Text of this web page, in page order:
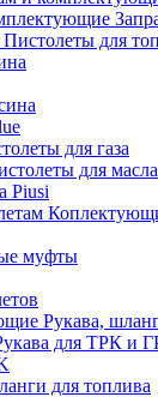
Пистолеты для
для газа
для масла
Piusi
муфты
Рукава,
для ТРК и
для топлива